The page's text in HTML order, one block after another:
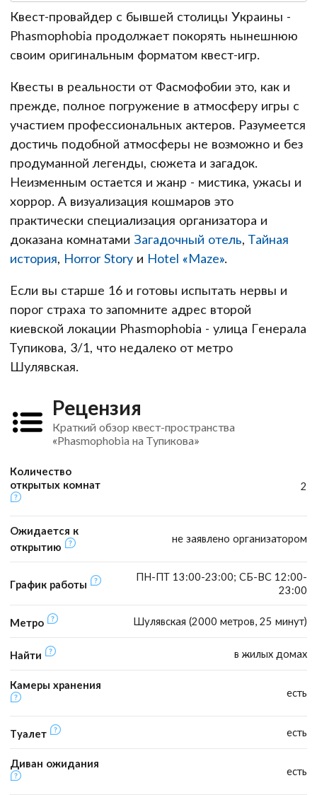
Квест-провайдер с бывшей столицы Украины -
Phasmophobia продолжает покорять нынешнюю
своим оригинальным форматом квест-игр.
Квесты в реальности от Фасмофобии это, как и
прежде, полное погружение в атмосферу игры с
участием профессиональных актеров. Разумеется
достичь подобной атмосферы не возможно и без
продуманной легенды, сюжета и загадок.
Неизменным остается и жанр - мистика, ужасы и
хоррор. А визуализация кошмаров это
практически специализация организатора и
доказана комнатами Загадочный отель,Тайная
история, Horror Story и Hotel «Maze».
Если вы старше 16 и готовы испытать нервы и
порог страха то запомните адрес второй
киевской локации Phasmophobia - улица Генерала
Тупикова, 3/1, что недалеко от метро
Шулявская.
Рецензия
Краткий обзор квест-пространства
«Phasmophobia на Тупикова»
Количество
открытых комнат
2
Ожидается к
открытию
не заявлено организатором
График работы
ПН-ПТ 13:00-23:00; СБ-ВС 12:00-
23:00
Метро Шулявская (2000 метров, 25 минут)
Найти в жилых домах
Камеры хранения
есть
Туалет есть
Диван ожидания
есть